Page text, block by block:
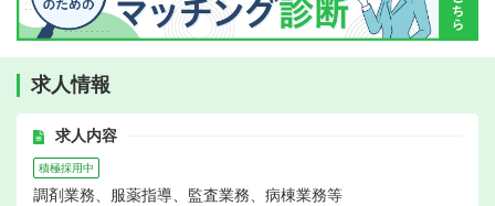
求人情報
求人内容
積極採用中
調剤業務、服薬指導、監査業務、病棟業務等